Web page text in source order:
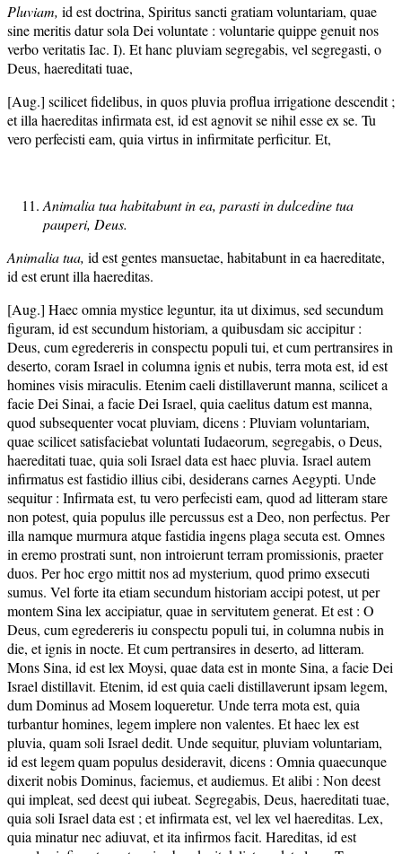
Pluviam, id est doctrina, Spiritus sancti gratiam voluntariam, quae
sine meritis datur sola Dei voluntate : voluntarie quippe genuit nos
verbo veritatis Iac. I). Et hanc pluviam segregabis, vel segregasti, o
Deus, haereditati tuae,
[Aug.] scilicet fidelibus, in quos pluvia proflua irrigatione descendit ;
et illa haereditas infirmata est, id est agnovit se nihil esse ex se. Tu
vero perfecisti eam, quia virtus in infirmitate perficitur. Et,
Animalia tua habitabunt in ea, parasti in dulcedine tua
pauperi, Deus.
Animalia tua, id est gentes mansuetae, habitabunt in ea haereditate,
id est erunt illa haereditas.
[Aug.] Haec omnia mystice leguntur, ita ut diximus, sed secundum
figuram, id est secundum historiam, a quibusdam sic accipitur :
Deus, cum egredereris in conspectu populi tui, et cum pertransires in
deserto, coram Israel in columna ignis et nubis, terra mota est, id est
homines visis miraculis. Etenim caeli distillaverunt manna, scilicet a
facie Dei Sinai, a facie Dei Israel, quia caelitus datum est manna,
quod subsequenter vocat pluviam, dicens : Pluviam voluntariam,
quae scilicet satisfaciebat voluntati Iudaeorum, segregabis, o Deus,
haereditati tuae, quia soli Israel data est haec pluvia. Israel autem
infirmatus est fastidio illius cibi, desiderans carnes Aegypti. Unde
sequitur : Infirmata est, tu vero perfecisti eam, quod ad litteram stare
non potest, quia populus ille percussus est a Deo, non perfectus. Per
illa namque murmura atque fastidia ingens plaga secuta est. Omnes
in eremo prostrati sunt, non introierunt terram promissionis, praeter
duos. Per hoc ergo mittit nos ad mysterium, quod primo exsecuti
sumus. Vel forte ita etiam secundum historiam accipi potest, ut per
montem Sina lex accipiatur, quae in servitutem generat. Et est : O
Deus, cum egredereris iu conspectu populi tui, in columna nubis in
die, et ignis in nocte. Et cum pertransires in deserto, ad litteram.
Mons Sina, id est lex Moysi, quae data est in monte Sina, a facie Dei
Israel distillavit. Etenim, id est quia caeli distillaverunt ipsam legem,
dum Dominus ad Mosem loqueretur. Unde terra mota est, quia
turbantur homines, legem implere non valentes. Et haec lex est
pluvia, quam soli Israel dedit. Unde sequitur, pluviam voluntariam,
id est legem quam populus desideravit, dicens : Omnia quaecunque
dixerit nobis Dominus, faciemus, et audiemus. Et alibi : Non deest
qui impleat, sed deest qui iubeat. Segregabis, Deus, haereditati tuae,
quia soli Israel data est ; et infirmata est, vel lex vel haereditas. Lex,
quia minatur nec adiuvat, et ita infirmos facit. Hareditas, id est